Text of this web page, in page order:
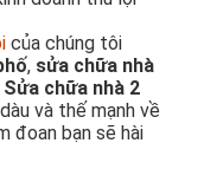
của chúng tôi
, sửa chữa nhà
Sửa chữa nhà 2
và thế mạnh về
đoan bạn sẽ hài